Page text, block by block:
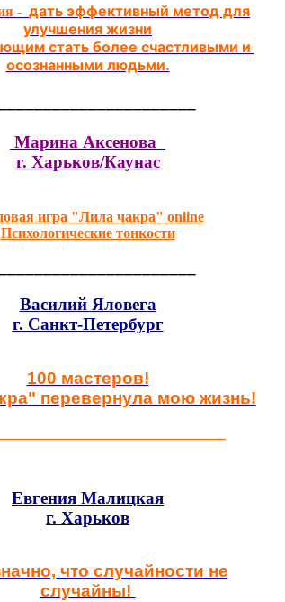
- дать эффективный метод для
улучшения жизни
стать более счастливыми и
осознанными людьми.
Марина Аксенова
г. Харьков/Каунас
игра "Лила чакра" online
Психологические тонкости
Василий Яловега
г. Санкт-Петербург
100 мастеров!
перевернула мою жизнь!
Евгения Малицкая
г. Харьков
что случайности не
случайны!